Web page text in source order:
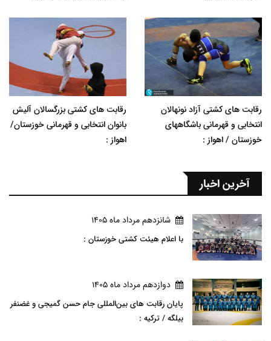
رقابت های کشتی آزاد نونهالان
انتخابی و قهرمانی باشگاههای
خوزستان / اهواز :
رقابت های کشتی بزرگسالان آلیش
بانوان انتخابی و قهرمانی خوزستان/
اهواز :
آخرین اخبار
شانزدهم مرداد ماه 1405
با اعلام هیئت کشتی خوزستان :
دوازدهم مرداد ماه 1405
پایان رقابت های بین‌المللی جام حسن گمیجی و غضنفر
بیلگه / ترکیه :